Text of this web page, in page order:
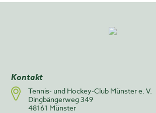
Kontakt
Tennis- und Hockey-Club Münster e. V.
Dingbängerweg 349
48161 Münster